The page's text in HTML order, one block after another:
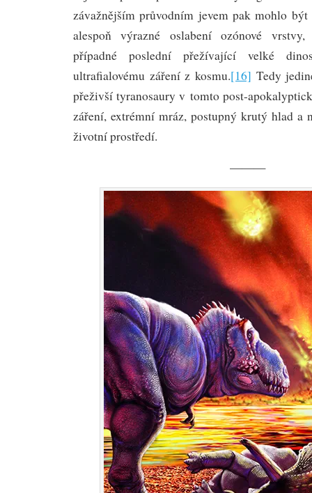
závažnějším průvodním jevem pak mohlo být
alespoň výrazné oslabení ozónové
případné poslední přežívající velké
ultrafialovému záření z kosmu.[16] Tedy
přeživší tyranosaury v tomto post-
záření, extrémní mráz, postupný krutý hlad a
životní prostředí.
———